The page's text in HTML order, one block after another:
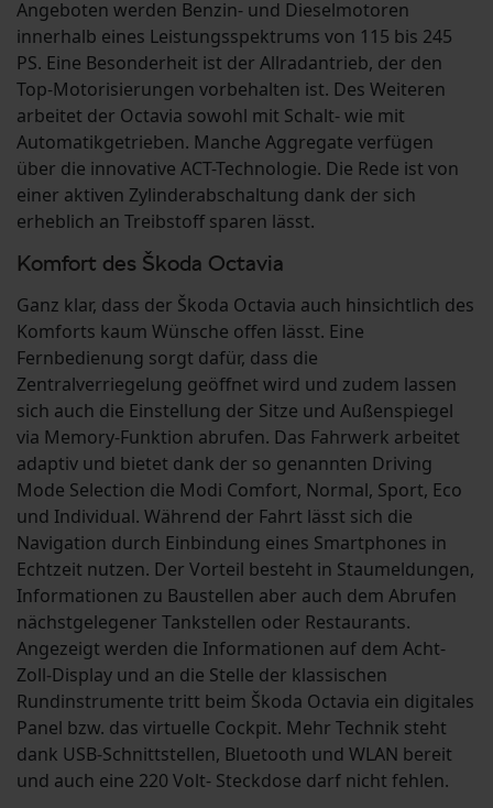
Angeboten werden Benzin- und Dieselmotoren
innerhalb eines Leistungsspektrums von 115 bis 245
PS. Eine Besonderheit ist der Allradantrieb, der den
Top-Motorisierungen vorbehalten ist. Des Weiteren
arbeitet der Octavia sowohl mit Schalt- wie mit
Automatikgetrieben. Manche Aggregate verfügen
über die innovative ACT-Technologie. Die Rede ist von
einer aktiven Zylinderabschaltung dank der sich
erheblich an Treibstoff sparen lässt.
Komfort des Škoda Octavia
Ganz klar, dass der Škoda Octavia auch hinsichtlich des
Komforts kaum Wünsche offen lässt. Eine
Fernbedienung sorgt dafür, dass die
Zentralverriegelung geöffnet wird und zudem lassen
sich auch die Einstellung der Sitze und Außenspiegel
via Memory-Funktion abrufen. Das Fahrwerk arbeitet
adaptiv und bietet dank der so genannten Driving
Mode Selection die Modi Comfort, Normal, Sport, Eco
und Individual. Während der Fahrt lässt sich die
Navigation durch Einbindung eines Smartphones in
Echtzeit nutzen. Der Vorteil besteht in Staumeldungen,
Informationen zu Baustellen aber auch dem Abrufen
nächstgelegener Tankstellen oder Restaurants.
Angezeigt werden die Informationen auf dem Acht-
Zoll-Display und an die Stelle der klassischen
Rundinstrumente tritt beim Škoda Octavia ein digitales
Panel bzw. das virtuelle Cockpit. Mehr Technik steht
dank USB-Schnittstellen, Bluetooth und WLAN bereit
und auch eine 220 Volt- Steckdose darf nicht fehlen.